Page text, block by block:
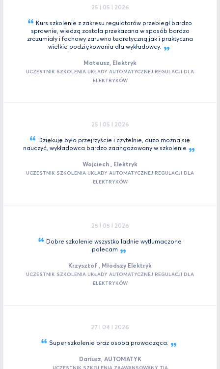
25 I 05 I 2026
Kurs szkolenie z zakresu regulatorów przebiegł bardzo
sprawnie, wiedzą została przekazana w sposób bardzo
zrozumiały i fachowy zaruwno teoretyczną jak i praktyczna
wielkie podziękowania dla wykładowcy.
Mateusz, Elektryk
UCZESTNIK SZKOLENIA UKŁADY AUTOMATYCZNEJ REGULACJI DLA
ELEKTRYKÓW
25 I 05 I 2026
Dziękuję było przejrzyście i czytelnie, dużo można się
nauczyć, wykładowca bardzo zaangażowany w szkolenie
Wojciech , Elektryk
UCZESTNIK SZKOLENIA UKŁADY AUTOMATYCZNEJ REGULACJI DLA
ELEKTRYKÓW
25 I 05 I 2026
Dobre szkolenie wszystko ładnie wytłumaczone
polecam
Krzysztof , Młodszy Elektryk
UCZESTNIK SZKOLENIA UKŁADY AUTOMATYCZNEJ REGULACJI DLA
ELEKTRYKÓW
27 I 04 I 2026
Super szkolenie oraz osoba prowadząca.
Dariusz, AUTOMATYK